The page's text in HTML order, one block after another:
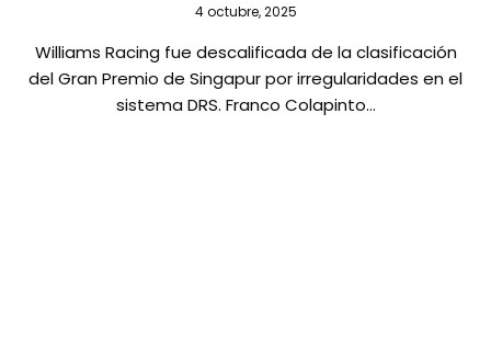
4 octubre, 2025
Williams Racing fue descalificada de la clasificación
del Gran Premio de Singapur por irregularidades en el
sistema DRS. Franco Colapinto…